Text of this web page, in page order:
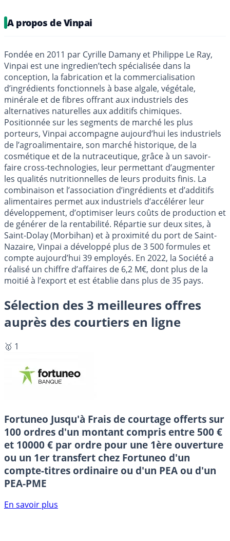
A propos de Vinpai
Fondée en 2011 par Cyrille Damany et Philippe Le Ray,
Vinpai est une ingredien’tech spécialisée dans la
conception, la fabrication et la commercialisation
d’ingrédients fonctionnels à base algale, végétale,
minérale et de fibres offrant aux industriels des
alternatives naturelles aux additifs chimiques.
Positionnée sur les segments de marché les plus
porteurs, Vinpai accompagne aujourd’hui les industriels
de l’agroalimentaire, son marché historique, de la
cosmétique et de la nutraceutique, grâce à un savoir-
faire cross-technologies, leur permettant d’augmenter
les qualités nutritionnelles de leurs produits finis. La
combinaison et l’association d’ingrédients et d’additifs
alimentaires permet aux industriels d’accélérer leur
développement, d’optimiser leurs coûts de production et
de générer de la rentabilité. Répartie sur deux sites, à
Saint-Dolay (Morbihan) et à proximité du port de Saint-
Nazaire, Vinpai a développé plus de 3 500 formules et
compte aujourd’hui 39 employés. En 2022, la Société a
réalisé un chiffre d’affaires de 6,2 M€, dont plus de la
moitié à l’export et est établie dans plus de 35 pays.
Sélection des 3 meilleures offres
auprès des courtiers en ligne
🥇 1
Fortuneo Jusqu'à Frais de courtage offerts sur
100 ordres d'un montant compris entre 500 €
et 10000 € par ordre pour une 1ère ouverture
ou un 1er transfert chez Fortuneo d'un
compte-titres ordinaire ou d'un PEA ou d'un
PEA-PME
En savoir plus